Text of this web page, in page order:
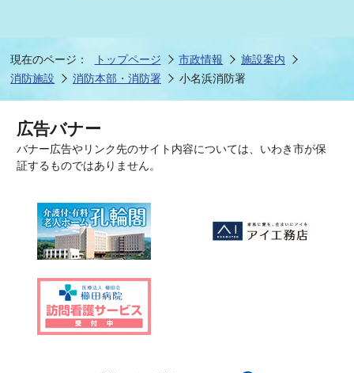
現在のページ： トップページ 市政情報
施設案内
消防施設
消防本部・消防署 小名浜消防署
広告バナー
バナー広告やリンク先のサイト内容については、いわき市が保
証するものではありません。